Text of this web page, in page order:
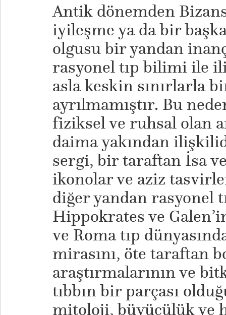
Antik dönemden
iyileşme ya da bir
olgusu bir yandan
rasyonel tıp bilimi ile
asla keskin sınırlarla
ayrılmamıştır. Bu
fiziksel ve ruhsal olan
daima yakından
sergi, bir taraftan İsa
ikonolar ve aziz
diğer yandan rasyonel
Hippokrates ve
ve Roma tıp
mirasını, öte taraftan
araştırmalarının ve
tıbbın bir parçası
mitoloji, büyücülük ve